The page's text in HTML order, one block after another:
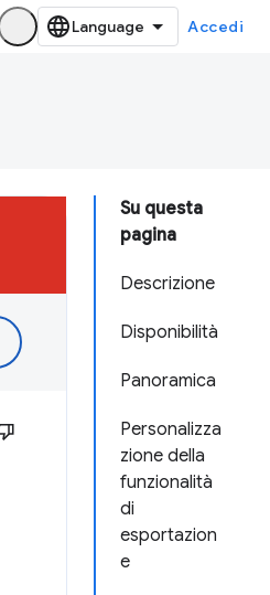
Accedi
Su questa
pagina
Descrizione
Disponibilità
Panoramica
Personalizza
zione della
funzionalità
di
esportazion
e